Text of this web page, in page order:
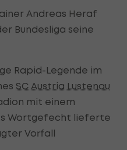
Andreas Heraf
Bundesliga seine
Rapid-Legende im
SC Austria Lustenau
mit einem
Wortgefecht lieferte
Vorfall